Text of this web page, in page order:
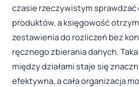
czasie rzeczywistym
produktów, a księgowość
zestawienia do rozliczeń bez
ręcznego zbierania danych.
między działami staje się
efektywna, a cała organizacja